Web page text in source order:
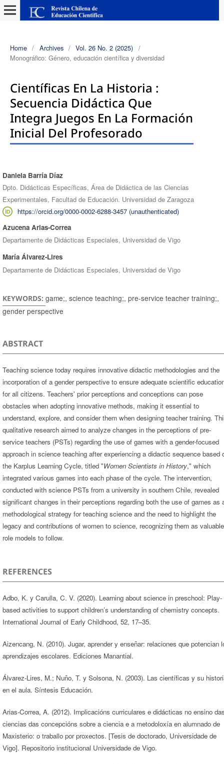
Home / Archives / Vol. 26 No. 2 (2025) /
Monográfico: Género, educación científica y diversidad
Científicas En La Historia :
Secuencia Didáctica Que
Integra Juegos En La Formación
Inicial Del Profesorado
Authors
Daniela Barría Díaz
Dpto. Didácticas Específicas, Área de Didáctica de las Ciencias
Experimentales, Facultad de Educación. Universidad de Zaragoza
https://orcid.org/0000-0002-6288-3457 (unauthenticated)
Azucena Arias-Correa
Departamente de Didácticas Especiales, Universidad de Vigo
María Álvarez-Lires
Departamente de Didácticas Especiales, Universidad de Vigo
KEYWORDS: game;, science teaching;, pre-service teacher training;,
gender perspective
ABSTRACT
Teaching science today requires innovative didactic methodologies and the
incorporation of a gender perspective to ensure adequate scientific
for all citizens. Teachers' prior perceptions and conceptions can pose
obstacles when adopting innovative methods, making it essential to
understand, explore, and consider them when designing teacher training.
qualitative research aimed to analyze changes in the perceptions of pre-
service teachers (PSTs) regarding the use of games with a gender-focused
approach in science teaching after experiencing a didactic sequence based
the Karplus Learning Cycle, titled "Women Scientists in History," which
integrated various games into each phase of the cycle. The intervention,
conducted with science PSTs from a university in southern Chile, revealed
significant changes in their perceptions regarding both the use of games as
methodological strategy for teaching science and the need to highlight the
legacy and contributions of women to science, recognizing them as valuable
role models to follow.
REFERENCES
Adbo, K. y Carulla, C. V. (2020). Learning about science in preschool: Play-
based activities to support children’s understanding of chemistry concepts.
International Journal of Early Childhood, 52, 17–35.
Aizencang, N. (2010). Jugar, aprender y enseñar: relaciones que potencian
aprendizajes escolares. Ediciones Manantial.
Álvarez-Lires, M.; Nuño, T. y Solsona, N. (2003). Las científicas y su
en el aula. Síntesis Educación.
Arias-Correa, A. (2012). Implicacións curriculares e didácticas no ensino
ciencias das concepcións sobre a ciencia e a metodoloxía en alumnado de
Maxisterio: o traballo por proxectos. [Tesis de doctorado, Universidade de
Vigo]. Repositorio institucional Universidade de Vigo.